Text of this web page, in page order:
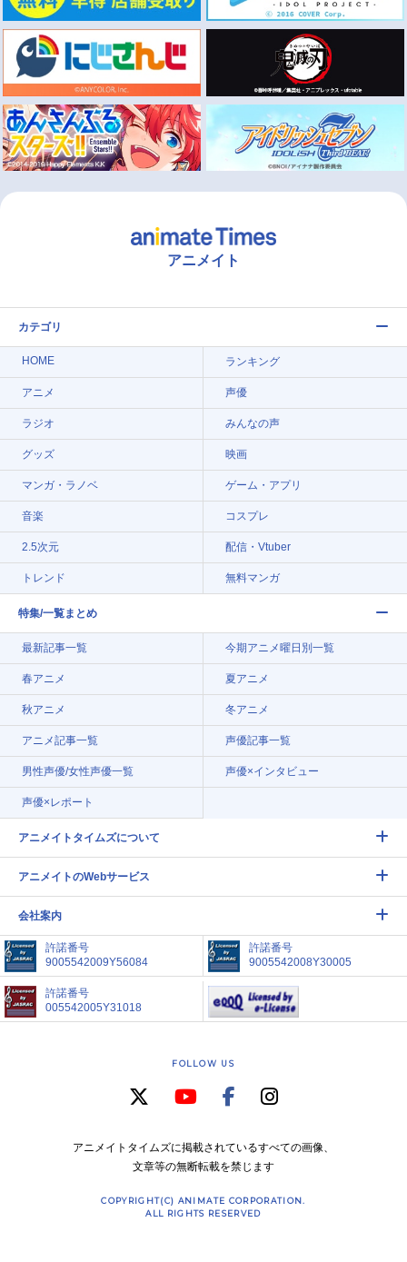
アニメイト
カテゴリ
HOME ランキング
アニメ 声優
ラジオ みんなの声
グッズ 映画
マンガ・ラノベ ゲーム・アプリ
音楽 コスプレ
2.5次元 配信・Vtuber
トレンド 無料マンガ
特集/一覧まとめ
最新記事一覧 今期アニメ曜日別一覧
春アニメ 夏アニメ
秋アニメ 冬アニメ
アニメ記事一覧 声優記事一覧
男性声優/女性声優一覧 声優×インタビュー
声優×レポート
アニメイトタイムズについて
アニメイトのWebサービス
会社案内
許諾番号
9005542009Y56084
許諾番号
9005542008Y30005
許諾番号
005542005Y31018
FOLLOW US
アニメイトタイムズに掲載されているすべての画像、
文章等の無断転載を禁じます
COPYRIGHT(C) ANIMATE CORPORATION.
ALL RIGHTS RESERVED